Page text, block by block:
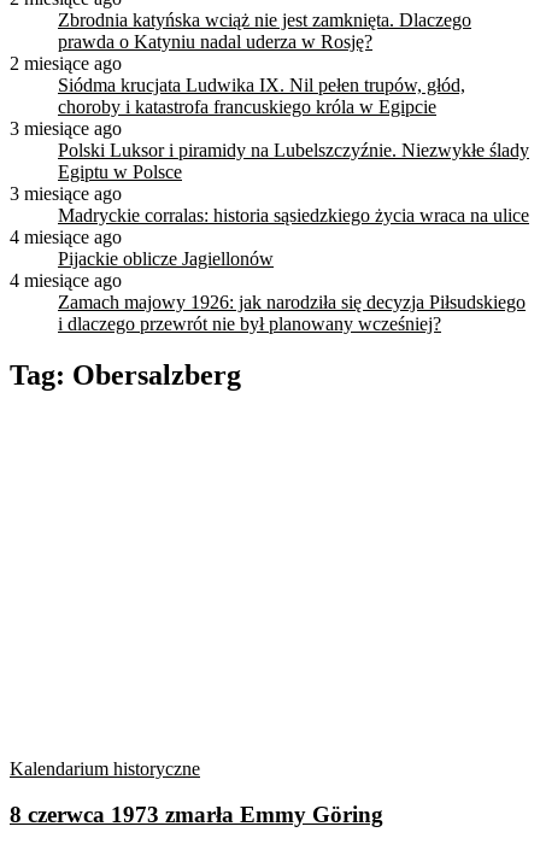
Zbrodnia katyńska wciąż nie jest zamknięta. Dlaczego
prawda o Katyniu nadal uderza w Rosję?
2 miesiące ago
Siódma krucjata Ludwika IX. Nil pełen trupów, głód,
choroby i katastrofa francuskiego króla w Egipcie
3 miesiące ago
Polski Luksor i piramidy na Lubelszczyźnie. Niezwykłe ślady
Egiptu w Polsce
3 miesiące ago
Madryckie corralas: historia sąsiedzkiego życia wraca na ulice
4 miesiące ago
Pijackie oblicze Jagiellonów
4 miesiące ago
Zamach majowy 1926: jak narodziła się decyzja Piłsudskiego
i dlaczego przewrót nie był planowany wcześniej?
Tag: Obersalzberg
Kalendarium historyczne
8 czerwca 1973 zmarła Emmy Göring